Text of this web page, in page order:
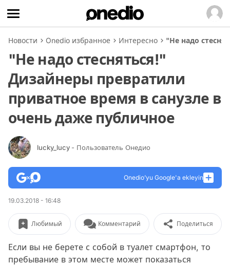
Новости Onedio избранное Интересно "Не надо
"Не надо стесняться!"
Дизайнеры превратили
приватное время в санузле в
очень даже публичное
lucky_lucy - Пользователь Онедио
Onedio’yu Google'a ekleyin
19.03.2018 - 16:48
Любимый Комментарий Поделиться
Если вы не берете с собой в туалет смартфон, то
пребывание в этом месте может показаться